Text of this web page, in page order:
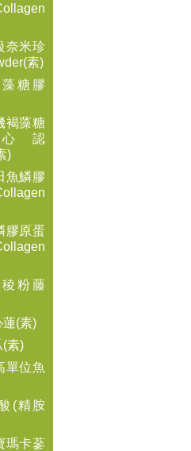
奈米珍
素)
糖膠
褐藻糖
認
)
魚鱗膠
膠原蛋
粉藤
蓮(素)
(素)
單位魚
(精胺
瑪卡蔘